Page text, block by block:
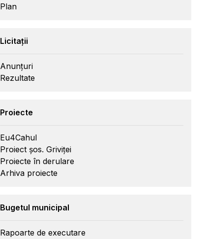
Plan
Licitații
Anunțuri
Rezultate
Proiecte
Eu4Cahul
Proiect șos. Griviței
Proiecte în derulare
Arhiva proiecte
Bugetul municipal
Rapoarte de executare